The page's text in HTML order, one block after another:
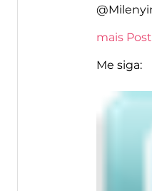
mais
Me siga: